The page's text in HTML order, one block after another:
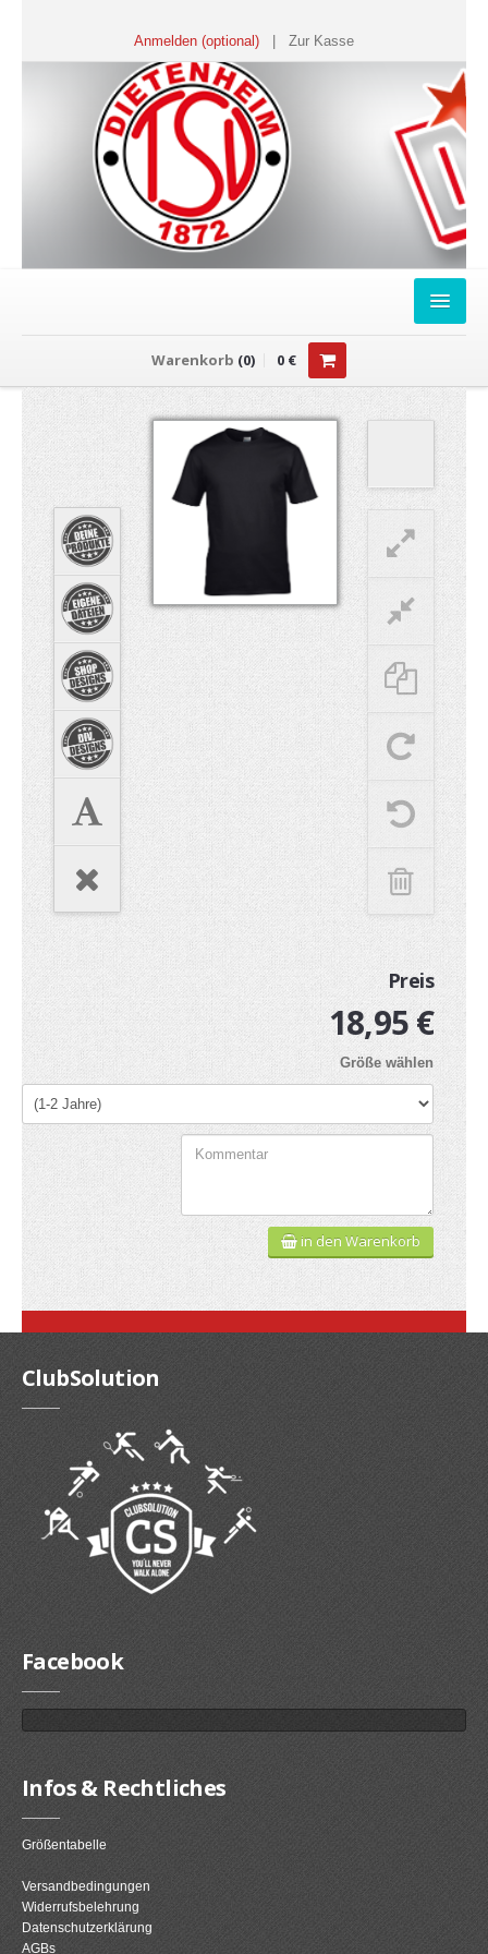
Anmelden (optional) Zur Kasse
FANSHOP
Sweater
T-Shirts
Hoodies
Gläser & Tassen & Krüge
Kochen & Grillen
Aufkleber & Handys & Mousepads
Taschen
Polo`s & Hemden
Wimpel & Fanschal & Schirme
Kappen & Mützen
Alles fürs Bad
Leinwände und Kissen
Alles für die Kids
Jacken
Long Sleeve & Tank Top
Gutscheine
Jogging & Shorts
GOODING
KONFIGURATOR
Warenkorb (0) 0€
Preis
18,95 €
Größe wählen
in den Warenkorb
ClubSolution
Facebook
Infos & Rechtliches
Größentabelle
Versandbedingungen
Widerrufsbelehrung
Datenschutzerklärung
AGBs